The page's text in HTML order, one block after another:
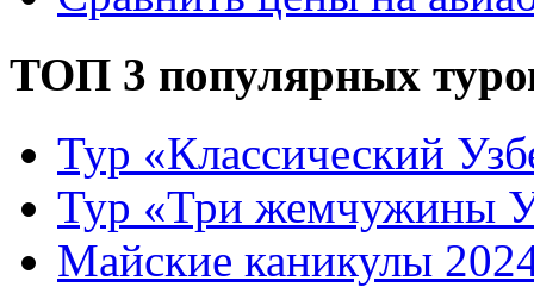
ТОП 3 популярных
Тур «Классический
Тур «Три жемчужины
Майские каникулы